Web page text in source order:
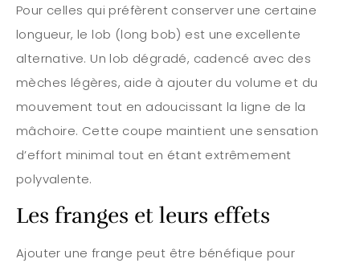
Pour celles qui préfèrent conserver une certaine
longueur, le lob (long bob) est une excellente
alternative. Un lob dégradé, cadencé avec des
mèches légères, aide à ajouter du volume et du
mouvement tout en adoucissant la ligne de la
mâchoire. Cette coupe maintient une sensation
d’effort minimal tout en étant extrêmement
polyvalente.
Les franges et leurs effets
Ajouter une frange peut être bénéfique pour